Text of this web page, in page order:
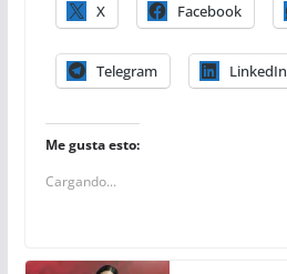
X Facebook
Telegram LinkedIn
Me gusta esto:
Cargando...